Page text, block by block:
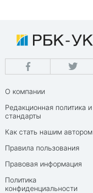
О компании
Редакционная политика и
стандарты
Как стать нашим автором
Правила пользования
Правовая информация
Политика
конфиденциальности